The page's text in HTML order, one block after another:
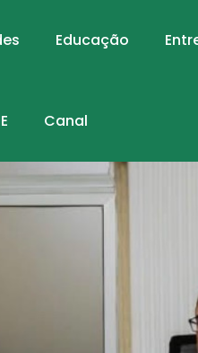
Educação
Canal